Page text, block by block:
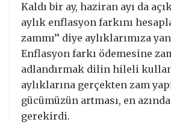
Kaldı bir ay, haziran ayı da
aylık enflasyon farkını
zammı’’ diye aylıklarımıza
Enflasyon farkı ödemesine
adlandırmak dilin hileli
aylıklarına gerçekten zam
gücümüzün artması, en
gerekirdi.